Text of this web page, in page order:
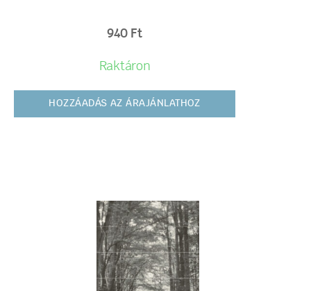
940 Ft
Raktáron
HOZZÁADÁS AZ ÁRAJÁNLATHOZ